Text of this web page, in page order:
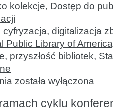
kolekcje, Dostęp do
cyfryzacja, digitalizacja
Public Library of
, przyszłość bibliotek,
Książki
i biblioteki
cyfrowej:
została wyłączona
cyklu